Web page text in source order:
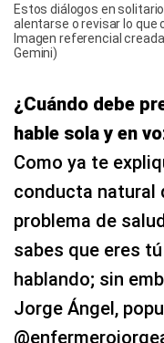
Estos diálogos en
alentarse o revisar lo que
Imagen referencial
Gemini)
¿Cuándo debe
hable sola y en
Como ya te
conducta natural
problema de
sabes que eres
hablando; sin
Jorge Ángel,